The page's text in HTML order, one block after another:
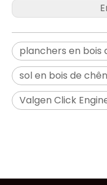
planchers en bois
sol en bois de
Valgen Click